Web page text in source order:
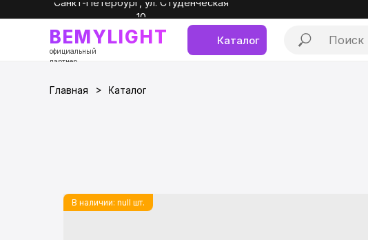
официальный
партнер
Каталог
BEMYLIGHT
Санкт-Петербург, ул. Студенческая
10
Каталог
Главная >